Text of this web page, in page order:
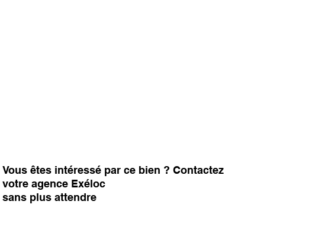
Vous êtes intéressé par ce bien ? Contactez
votre agence Exéloc
sans plus attendre